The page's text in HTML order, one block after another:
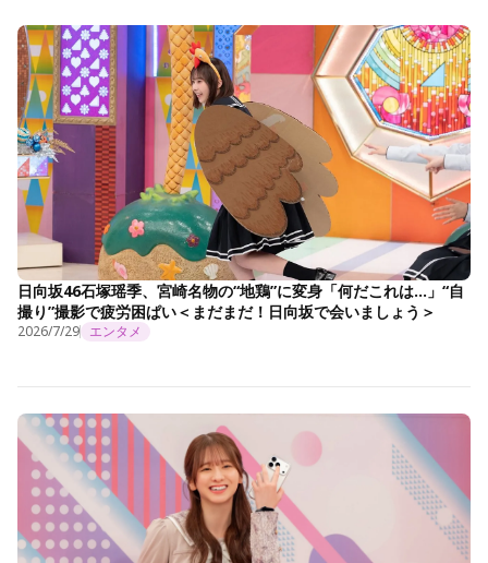
日向坂46石塚瑶季、宮崎名物の“地鶏”に変身「何だこれは…」“自
撮り”撮影で疲労困ぱい＜まだまだ！日向坂で会いましょう＞
2026/7/29 エンタメ